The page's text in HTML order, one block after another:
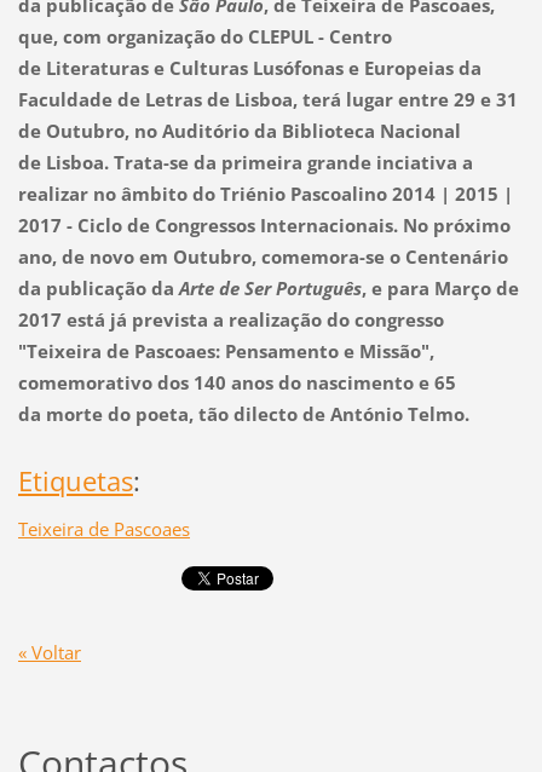
da publicação de São Paulo, de Teixeira de Pascoaes,
que, com organização do CLEPUL - Centro
de Literaturas e Culturas Lusófonas e Europeias da
Faculdade de Letras de Lisboa, terá lugar entre 29 e 31
de Outubro, no Auditório da Biblioteca Nacional
de Lisboa. Trata-se da primeira grande inciativa a
realizar no âmbito do Triénio Pascoalino 2014 | 2015 |
2017 - Ciclo de Congressos Internacionais. No próximo
ano, de novo em Outubro, comemora-se o Centenário
da publicação daArte de Ser Português, e para Março de
2017 está já prevista a realização do congresso
"Teixeira de Pascoaes: Pensamento e Missão",
comemorativo dos 140 anos do nascimento e 65
da morte do poeta, tão dilecto de António Telmo.
Etiquetas:
Teixeira de Pascoaes
« Voltar